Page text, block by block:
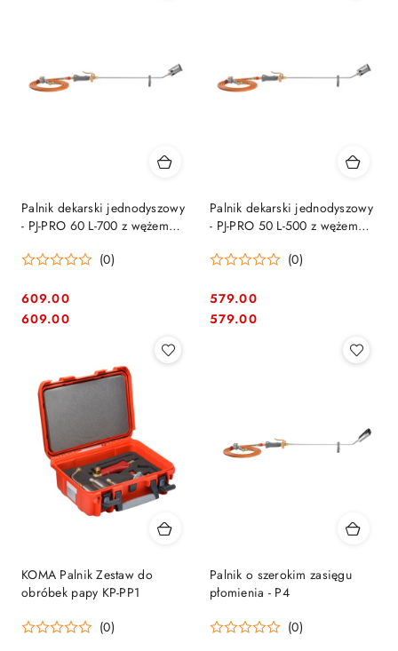
Palnik dekarski jednodyszowy
- PJ-PRO 60 L-700 z wężem
(0)
Cena:
609.00
Cena:
609.00
Palnik dekarski jednodyszowy
- PJ-PRO 50 L-500 z wężem
(0)
Cena:
579.00
Cena:
579.00
KOMA Palnik Zestaw do
obróbek papy KP-PP1
(0)
Palnik o szerokim zasięgu
płomienia - P4
(0)